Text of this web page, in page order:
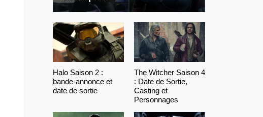
Halo Saison 2 :
bande-annonce et
date de sortie
The Witcher Saison 4
: Date de Sortie,
Casting et
Personnages